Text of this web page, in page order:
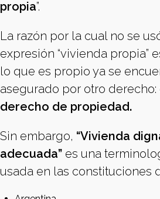
propia”.
La razón por la cual no se
expresión “vivienda propia”
lo que es propio ya se
asegurado por otro derecho:
derecho de propiedad.
Sin embargo, “Vivienda
adecuada” es una
usada en las constituciones